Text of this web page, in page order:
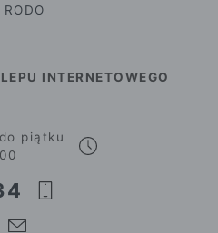
INTERNETOWEGO
piątku